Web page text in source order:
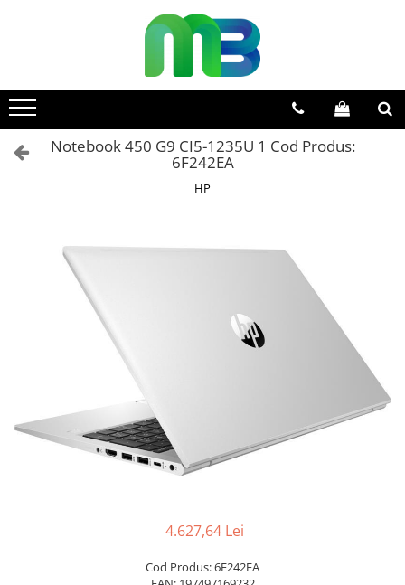
Articole din hartie
Agende si calendare
Hartie color
Registre si cuburi de hartie
Role case de marcat
Instrumente de scris
Pixuri cu gel
Stilouri si rollere cu rezerve de
Notebook 450 G9 CI5-1235U 1 Cod Produs:
6F242EA
HP
4.627,64 Lei
Cod Produs: 6F242EA